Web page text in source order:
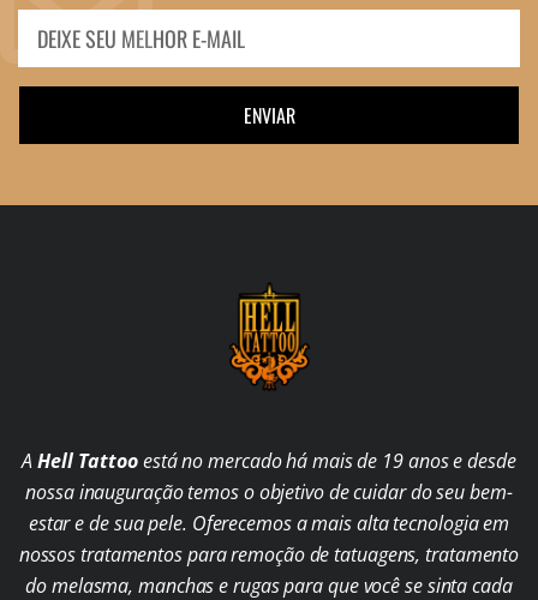
ENVIAR
AHell Tattooestá no mercado há mais de 19 anos e desde
nossa inauguração temos o objetivo de cuidar do seu bem-
estar e de sua pele. Oferecemos a mais alta tecnologia em
nossos tratamentos para remoção de tatuagens, tratamento
do melasma, manchas e rugas para que você se sinta cada